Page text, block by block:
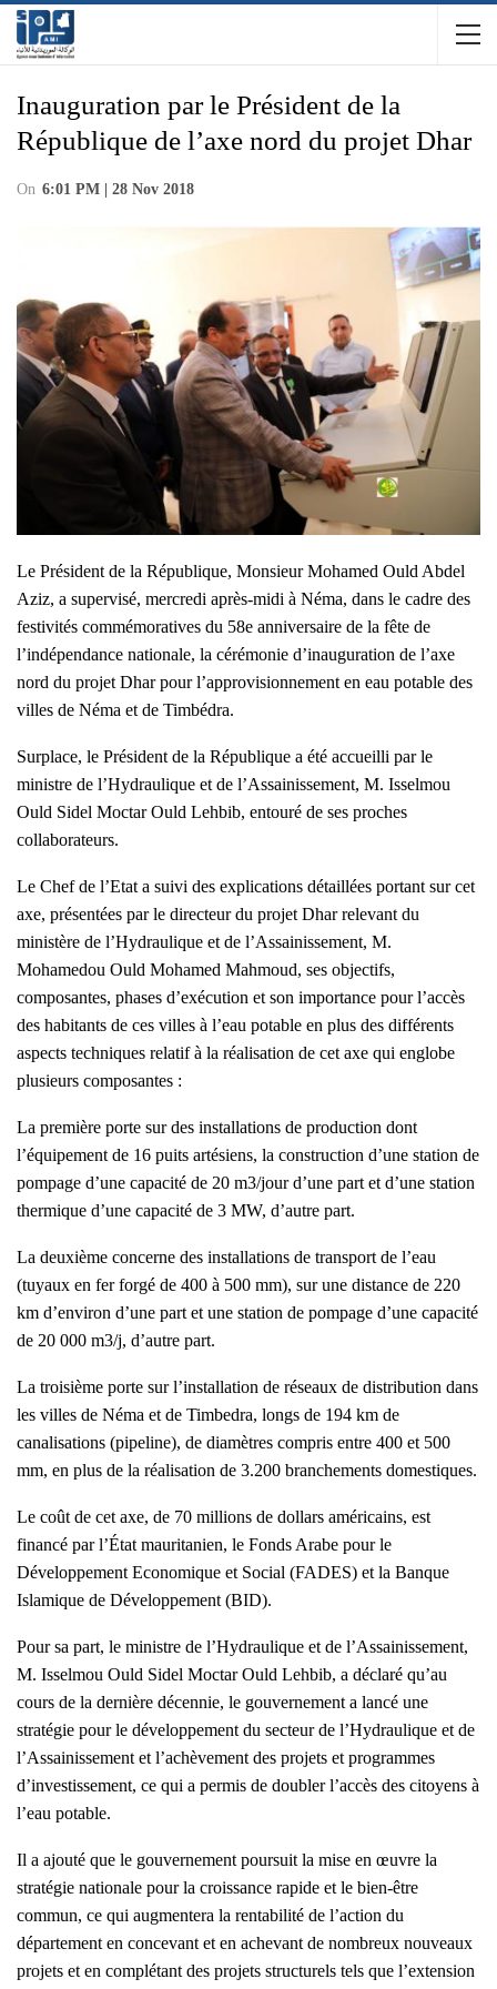
Inauguration par le Président de la
République de l’axe nord du projet Dhar
On 6:01 PM | 28 Nov 2018
Le Président de la République, Monsieur Mohamed Ould Abdel
Aziz, a supervisé, mercredi après-midi à Néma, dans le cadre des
festivités commémoratives du 58e anniversaire de la fête de
l’indépendance nationale, la cérémonie d’inauguration de l’axe
nord du projet Dhar pour l’approvisionnement en eau potable des
villes de Néma et de Timbédra.
Surplace, le Président de la République a été accueilli par le
ministre de l’Hydraulique et de l’Assainissement, M. Isselmou
Ould Sidel Moctar Ould Lehbib, entouré de ses proches
collaborateurs.
Le Chef de l’Etat a suivi des explications détaillées portant sur cet
axe, présentées par le directeur du projet Dhar relevant du
ministère de l’Hydraulique et de l’Assainissement, M.
Mohamedou Ould Mohamed Mahmoud, ses objectifs,
composantes, phases d’exécution et son importance pour l’accès
des habitants de ces villes à l’eau potable en plus des différents
aspects techniques relatif à la réalisation de cet axe qui englobe
plusieurs composantes :
La première porte sur des installations de production dont
l’équipement de 16 puits artésiens, la construction d’une station de
pompage d’une capacité de 20 m3/jour d’une part et d’une station
thermique d’une capacité de 3 MW, d’autre part.
La deuxième concerne des installations de transport de l’eau
(tuyaux en fer forgé de 400 à 500 mm), sur une distance de 220
km d’environ d’une part et une station de pompage d’une capacité
de 20 000 m3/j, d’autre part.
La troisième porte sur l’installation de réseaux de distribution dans
les villes de Néma et de Timbedra, longs de 194 km de
canalisations (pipeline), de diamètres compris entre 400 et 500
mm, en plus de la réalisation de 3.200 branchements domestiques.
Le coût de cet axe, de 70 millions de dollars américains, est
financé par l’État mauritanien, le Fonds Arabe pour le
Développement Economique et Social (FADES) et la Banque
Islamique de Développement (BID).
Pour sa part, le ministre de l’Hydraulique et de l’Assainissement,
M. Isselmou Ould Sidel Moctar Ould Lehbib, a déclaré qu’au
cours de la dernière décennie, le gouvernement a lancé une
stratégie pour le développement du secteur de l’Hydraulique et de
l’Assainissement et l’achèvement des projets et programmes
d’investissement, ce qui a permis de doubler l’accès des citoyens à
l’eau potable.
Il a ajouté que le gouvernement poursuit la mise en œuvre la
stratégie nationale pour la croissance rapide et le bien-être
commun, ce qui augmentera la rentabilité de l’action du
département en concevant et en achevant de nombreux nouveaux
projets et en complétant des projets structurels tels que l’extension